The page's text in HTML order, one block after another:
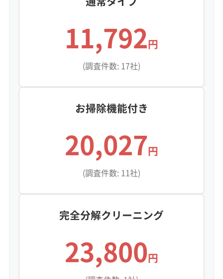
※項目にカーソルを合わせると詳細な説明が表示されます。
11,792円
(調査件数: 17社)
お掃除機能付き
20,027円
(調査件数: 11社)
完全分解クリーニング
23,800円